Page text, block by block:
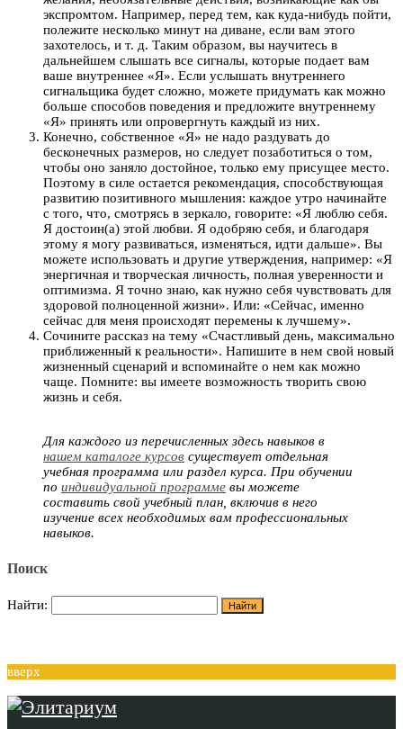
экспромтом. Например, перед тем, как куда-нибудь пойти,
полежите несколько минут на диване, если вам этого
захотелось, и т. д. Таким образом, вы научитесь в
дальнейшем слышать все сигналы, которые подает вам
ваше внутреннее «Я». Если услышать внутреннего
сигнальщика будет сложно, можете придумать как можно
больше способов поведения и предложите внутреннему
«Я» принять или опровергнуть каждый из них.
Конечно, собственное «Я» не надо раздувать до
бесконечных размеров, но следует позаботиться о том,
чтобы оно заняло достойное, только ему присущее место.
Поэтому в силе остается рекомендация, способствующая
развитию позитивного мышления: каждое утро начинайте
с того, что, смотрясь в зеркало, говорите: «Я люблю себя.
Я достоин(а) этой любви. Я одобряю себя, и благодаря
этому я могу развиваться, изменяться, идти дальше». Вы
можете использовать и другие утверждения, например: «Я
энергичная и творческая личность, полная уверенности и
оптимизма. Я точно знаю, как нужно себя чувствовать для
здоровой полноценной жизни». Или: «Сейчас, именно
сейчас для меня происходят перемены к лучшему».
Сочините рассказ на тему «Счастливый день, максимально
приближенный к реальности». Напишите в нем свой новый
жизненный сценарий и вспоминайте о нем как можно
чаще. Помните: вы имеете возможность творить свою
жизнь и себя.
Для каждого из перечисленных здесь навыков в
нашем каталоге курсов существует отдельная
учебная программа или раздел курса. При обучении
по индивидуальной программе вы можете
составить свой учебный план, включив в него
изучение всех необходимых вам профессиональных
навыков.
Поиск
Найти:
вверх